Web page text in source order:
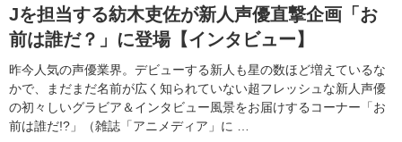
グッズ イベント
声優 コスプレ
舞台 新帝スタ
ラキりす
番組・動画一覧 ラジオ
動画
連載・ブログ
連載・ブログ一覧 コラム
編集部ブログ・お知らせ
Jを担当する紡木吏佐が新人声優直撃企画「お
前は誰だ？」に登場【インタビュー】
昨今人気の声優業界。デビューする新人も星の数ほど増えているな
かで、まだまだ名前が広く知られていない超フレッシュな新人声優
の初々しいグラビア＆インタビュー風景をお届けするコーナー「お
前は誰だ!?」（雑誌「アニメディア」に …